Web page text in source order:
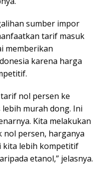
sumber impor
tarif masuk
memberikan
karena harga
nol persen ke
murah dong. Ini
Kita melakukan
nol persen, harganya
kita lebih kompetitif
etanol,” jelasnya.